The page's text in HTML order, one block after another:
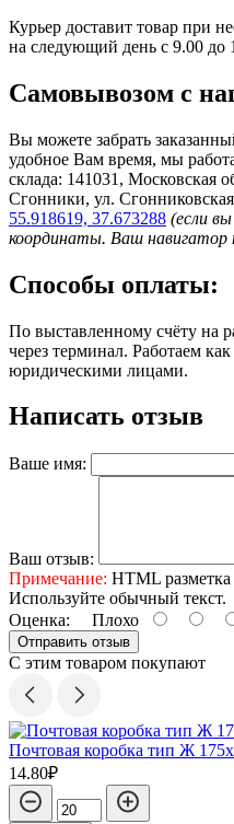
Курьер доставит товар при
на следующий день с 9.00 до
Самовывозом с
Вы можете забрать
удобное Вам время, мы
склада: 141031, Московская
Сгонники, ул.
55.918619, 37.673288 (если
координаты. Ваш
Способы оплаты:
По выставленному счёту на
через терминал. Работаем
юридическими лицами.
Написать отзыв
Ваше имя:
Ваш отзыв:
Примечание: HTML
Используйте обычный текст.
Оценка: Плохо
Отправить отзыв
С этим товаром покупают
Почтовая коробка тип Ж
14.80₽